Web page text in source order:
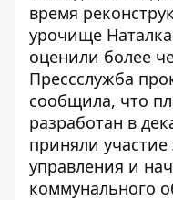
время
урочище
оценили более
Прессслужба
сообщила, что
разработан в
приняли
управления и
коммунального